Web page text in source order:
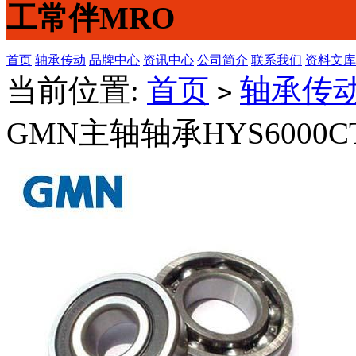
工常伴MRO
首页 轴承传动 品牌中心 资讯中心 公司简介 联系我们 资料文库
当前位置: 首页 > 轴承传
GMN主轴轴承